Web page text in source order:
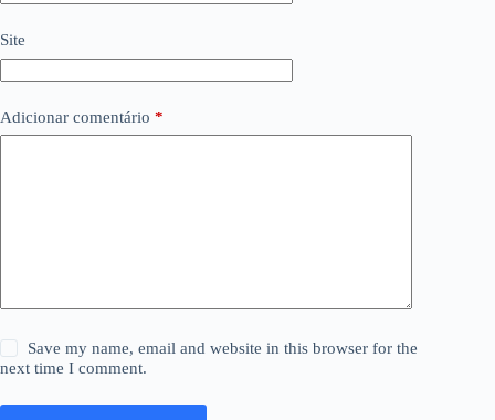
Site
Adicionar comentário *
Save my name, email and website in this browser for the
next time I comment.